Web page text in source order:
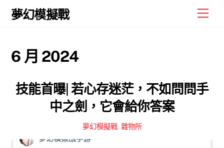
Skip
夢幻模擬戰
6 月 2024
技能首曝| 若心存迷茫，不如問問手
中之劍，它會給你答案
夢幻模擬戰, 雜物所